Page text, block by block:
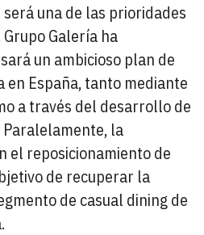
será una de las prioridades
Galería ha
un ambicioso plan de
en España, tanto mediante
a través del desarrollo de
la
el reposicionamiento de
de recuperar la
de casual dining de